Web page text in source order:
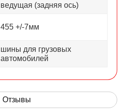
ведущая (задняя ось)
455 +/-7мм
шины для грузовых
автомобилей
Отзывы